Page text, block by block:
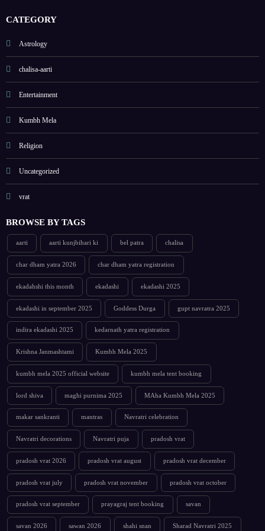
CATEGORY
Astrology
chalisa-aarti
Entertainment
Kumbh Mela
Religion
Uncategorized
vrat
BROWSE BY TAGS
aarti aarti kunjbihari ki bel patra chalisa
char dham yatra 2026 char dham yatra registration
ekadahshi this month ekadashi ekadashi 2025
ekadashi in september 2025 Goddess Durga gupt navratra 2025
indira ekadashi 2025 kedarnath yatra registration
Krishna Janmashtami Kumbh Mela 2025
kumbh mela 2025 official website kumbh mela tent booking
lord shiva maghi purnima 2025 MAha Kumbh Mela 2025
makar sankranti mantras Navratri celebration
Navratri decorations Navratri puja pradosh vrat
pradosh vrat 2026 pradosh vrat august pradosh vrat december
pradosh vrat july pradosh vrat november pradosh vrat october
pradosh vrat september prayagraj tent booking savan
savan 2026 sawan 2026 shahi snan Sharad Navratri 2025